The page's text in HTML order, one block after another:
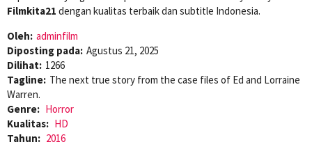
Filmkita21 dengan kualitas terbaik dan subtitle Indonesia.
Oleh: adminfilm
Diposting pada: Agustus 21, 2025
Dilihat: 1266
Tagline: The next true story from the case files of Ed and Lorraine
Warren.
Genre: Horror
Kualitas: HD
Tahun: 2016